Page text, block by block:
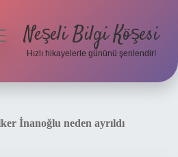
Neşeli Bilgi Köşesi
Hızlı hikayelerle gününü şenlendir!
İnanoğlu neden ayrıldı